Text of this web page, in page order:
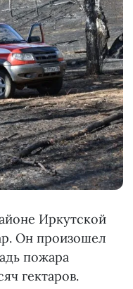
Иркутской
Он произошел
пожара
гектаров.